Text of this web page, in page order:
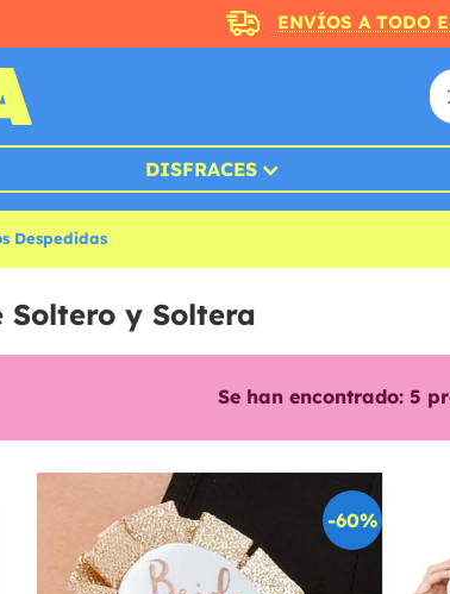
ENVÍOS A TODO
DISFRACES
Despedidas
Soltero y Soltera
Se han encontrado: 5
-60%